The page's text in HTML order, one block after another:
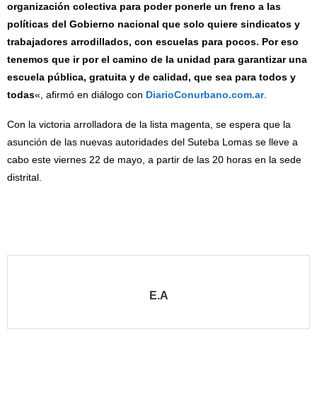
organización colectiva para poder ponerle un freno a las
políticas del Gobierno nacional que solo quiere sindicatos y
trabajadores arrodillados, con escuelas para pocos. Por eso
tenemos que ir por el camino de la unidad para garantizar una
escuela pública, gratuita y de calidad, que sea para todos y
todas«, afirmó en diálogo con DiarioConurbano.com.ar.
Con la victoria arrolladora de la lista magenta, se espera que la
asunción de las nuevas autoridades del Suteba Lomas se lleve a
cabo este viernes 22 de mayo, a partir de las 20 horas en la sede
distrital.
E.A